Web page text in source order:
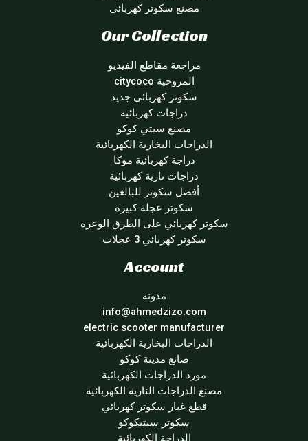
مصنع سكوتر كهربائي
Our Collection
مراجعة مقاطع الفيديو
المروحية citycoco
سكوتر كهربائي جديد
دراجات كهربائية
مصنع سيتي كوكو
الدراجات البخارية الكهربائية
دراجة كهربائية موكا
دراجات نارية كهربائية
أفضل سكوتر للبالغين
سكوتر عجلة كبيرة
سكوتر كهربائي على الطرق الوعرة
سكوتر كهربائي 3 عجلات
Account
مدونة
info@ahmedzizo.com
electric scooter manufacturer
الدراجات البخارية الكهربائية
صانع مدينة كوكو
مورد الدراجات الكهربائية
مصنع الدراجات النارية الكهربائية
قطع غيار سكوتر كهربائي
سكوتر سيتيكوكو